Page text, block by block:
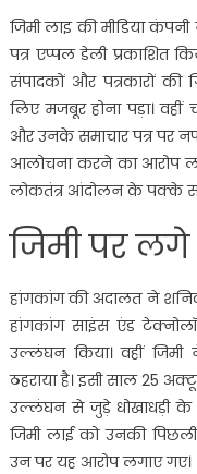
जिमी लाइ की मीडिया
पत्र एप्पल डेली प्रकाशित
संपादकों और पत्रकारों की
लिए मजबूर होना पड़ा। वहीं
और उनके समाचार पत्र पर
आलोचना करने का आरोप
लोकतंत्र आंदोलन के पक्के
जिमी पर
हांगकांग की अदालत ने
हांगकांग साइंस एंड
उल्लंघन किया। वहीं
ठहराया है। इसी साल 25
उल्लंघन से जुड़े धोखाधड़ी के
जिमी लाई को उनकी
उन पर यह आरोप लगाए गए।